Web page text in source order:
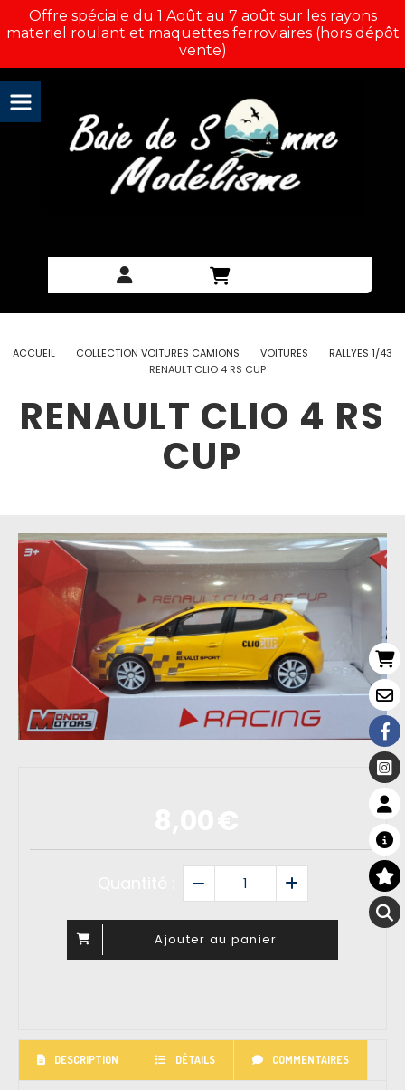
Offre spéciale du 1 Août au 7 août sur les rayons
materiel roulant et maquettes ferroviaires (hors dépôt
vente)
ACCUEIL COLLECTION VOITURES CAMIONS VOITURES
RALLYES 1/43
RENAULT CLIO 4 RS CUP
RENAULT CLIO 4 RS
CUP
Ajouter au panier
DESCRIPTION DÉTAILS COMMENTAIRES
Panneau de gestion des cookies